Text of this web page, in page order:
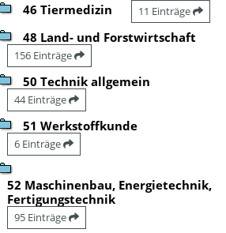
46 Tiermedizin 11 Einträge
48 Land- und Forstwirtschaft
156 Einträge
50 Technik allgemein
44 Einträge
51 Werkstoffkunde
6 Einträge
52 Maschinenbau, Energietechnik,
Fertigungstechnik
95 Einträge